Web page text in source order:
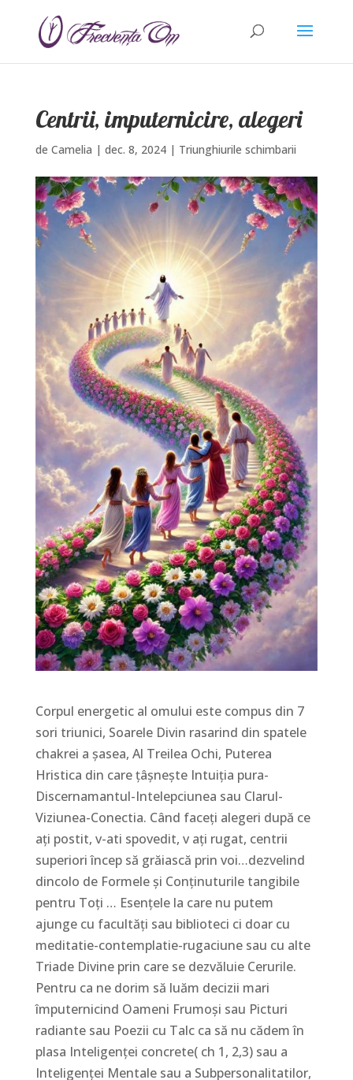
Centrii, imputernicire, alegeri
de Camelia | dec. 8, 2024| Triunghiurile schimbarii
Corpul energetic al omului este compus din 7
sori triunici, Soarele Divin rasarind din spatele
chakrei a șasea, Al Treilea Ochi, Puterea
Hristica din care țâșnește Intuiția pura-
Discernamantul-Intelepciunea sau Clarul-
Viziunea-Conectia. Când faceți alegeri după ce
ați postit, v-ati spovedit, v ați rugat, centrii
superiori încep să grăiască prin voi…dezvelind
dincolo de Formele și Conținuturile tangibile
pentru Toți … Esențele la care nu putem
ajunge cu facultăți sau biblioteci ci doar cu
meditatie-contemplatie-rugaciune sau cu alte
Triade Divine prin care se dezvăluie Cerurile.
Pentru ca ne dorim să luăm decizii mari
împuternicind Oameni Frumoși sau Picturi
radiante sau Poezii cu Talc ca să nu cădem în
plasa Inteligenței concrete( ch 1, 2,3) sau a
Inteligenței Mentale sau a Subpersonalitatilor,